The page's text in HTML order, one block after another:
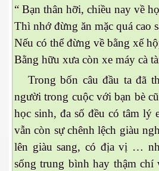
“ Bạn thân hỡi, chiều nay về
Thì nhớ đừng ăn mặc quá cao
Nếu có thể đừng về bằng xế
Bằng hữu xưa còn xe máy cà
Trong bốn câu đầu ta đã
người trong cuộc với bạn bè
học sinh, đa số đều có tâm lý
vẫn còn sự chênh lệch giàu
lên giàu sang, có địa vị …
sống trung bình hay thậm